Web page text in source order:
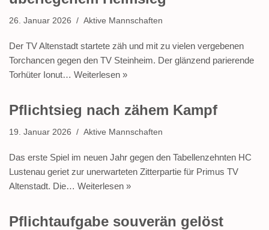
26. Januar 2026 Aktive Mannschaften
Der TV Altenstadt startete zäh und mit zu vielen vergebenen
Torchancen gegen den TV Steinheim. Der glänzend parierende
Torhüter Ionut… Weiterlesen »
Pflichtsieg nach zähem Kampf
19. Januar 2026 Aktive Mannschaften
Das erste Spiel im neuen Jahr gegen den Tabellenzehnten HC
Lustenau geriet zur unerwarteten Zitterpartie für Primus TV
Altenstadt. Die… Weiterlesen »
Pflichtaufgabe souverän gelöst